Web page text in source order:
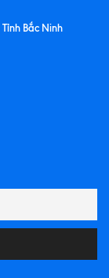
Bắc Ninh